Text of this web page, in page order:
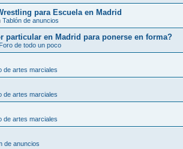
para Escuela en Madrid
Tablón de anuncios
particular en Madrid para ponerse en forma?
Foro de todo un poco
de artes marciales
de artes marciales
de artes marciales
de anuncios